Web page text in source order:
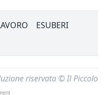
ESUBERI
riservata © Il Piccolo